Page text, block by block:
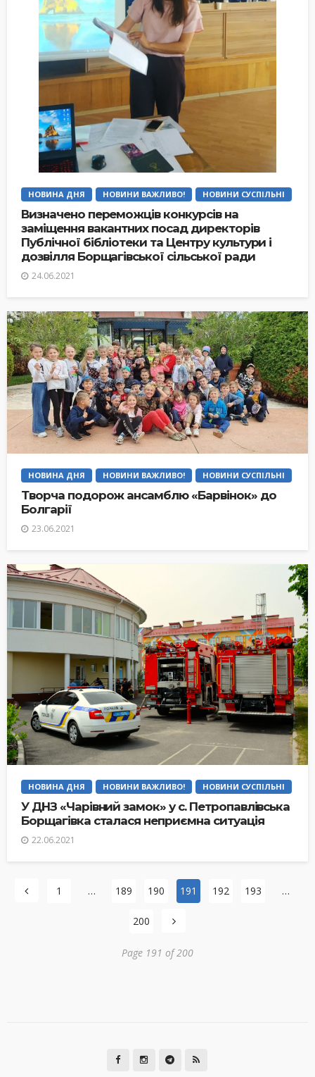
НОВИНА ДНЯ НОВИНИ ВАЖЛИВО! НОВИНИ СУСПІЛЬНІ
Визначено переможців конкурсів на
заміщення вакантних посад директорів
Публічної бібліотеки та Центру культури і
дозвілля Борщагівської сільської ради
24.06.2021
НОВИНА ДНЯ НОВИНИ ВАЖЛИВО! НОВИНИ СУСПІЛЬНІ
Творча подорож ансамблю «Барвінок» до
Болгарії
23.06.2021
НОВИНА ДНЯ НОВИНИ ВАЖЛИВО! НОВИНИ СУСПІЛЬНІ
У ДНЗ «Чарівний замок» у с. Петропавлівська
Борщагівка сталася неприємна ситуація
22.06.2021
1 … 189 190 191 192 193 …
200
Page 191 of 200